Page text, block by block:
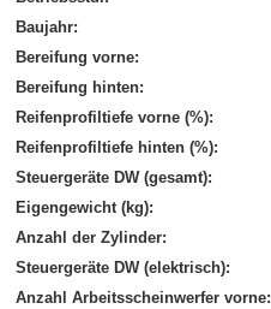
Baujahr:
Bereifung vorne:
Bereifung hinten:
Reifenprofiltiefe vorne (%):
Reifenprofiltiefe hinten (%):
Steuergeräte DW (gesamt):
Eigengewicht (kg):
Anzahl der Zylinder:
Steuergeräte DW (elektrisch):
Anzahl Arbeitsscheinwerfer vorne: